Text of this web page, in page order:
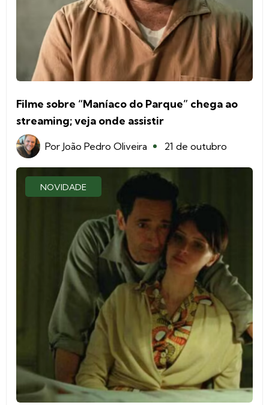
Filme sobre “Maníaco do Parque” chega ao
streaming; veja onde assistir
Por João Pedro Oliveira 21 de outubro
NOVIDADE